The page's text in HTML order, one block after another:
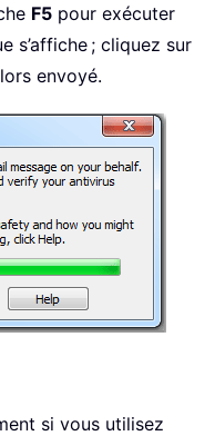
F5 pour exécuter
s’affiche ; cliquez sur
envoyé.
si vous utilisez